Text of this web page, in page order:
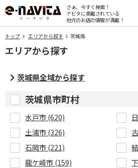
さぁ、今すぐ検索！
ナビタに掲載されている
地元のお店の情報が満載！
トップ エリアから探す 茨城県
エリアから探す
茨城県全域から探す
茨城県市町村
水戸市 (620)
土浦市 (326)
石岡市 (221)
龍ケ崎市 (159)